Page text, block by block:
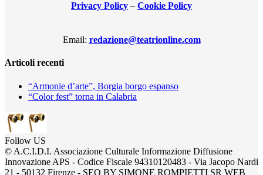
Privacy Policy – Cookie Policy
Email: redazione@teatrionline.com
Articoli recenti
“Armonie d’arte”, Borgia borgo espanso
“Color fest” torna in Calabria
Follow US
© A.C.I.D.I. Associazione Culturale Informazione Diffusione
Innovazione APS - Codice Fiscale 94310120483 - Via Jacopo Nardi
21 - 50132 Firenze - SEO BY SIMONE ROMPIETTI SR WEB